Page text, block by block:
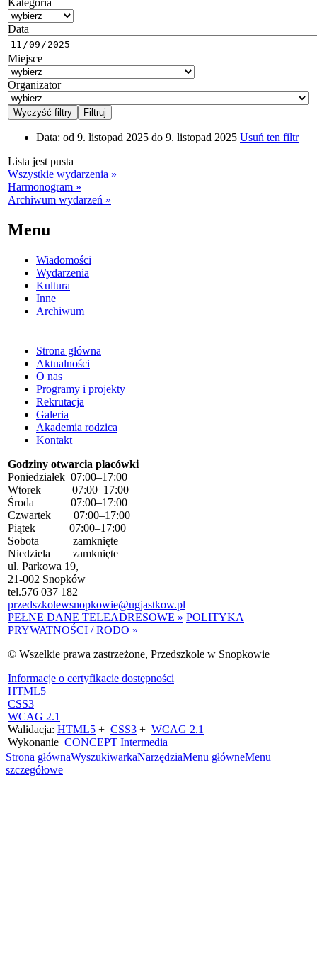
Kategoria
Data
Miejsce
Organizator
Data: od 9. listopad 2025 do 9. listopad 2025 Usuń ten filtr
Lista jest pusta
Wszystkie wydarzenia »
Harmonogram »
Archiwum wydarzeń »
Menu
Wiadomości
Wydarzenia
Kultura
Inne
Archiwum
Strona główna
Aktualności
O nas
Programy i projekty
Rekrutacja
Galeria
Akademia rodzica
Kontakt
Godziny otwarcia placówki
Poniedziałek 07:00–17:00
Wtorek 07:00–17:00
Środa 07:00–17:00
Czwartek 07:00–17:00
Piątek 07:00–17:00
Sobota zamknięte
Niedziela zamknięte
ul. Parkowa 19,
21-002 Snopków
tel.576 037 182
przedszkolewsnopkowie@ugjastkow.pl
PEŁNE DANE TELEADRESOWE » POLITYKA
PRYWATNOŚCI / RODO »
© Wszelkie prawa zastrzeżone, Przedszkole w Snopkowie
Informacje o certyfikacie dostępności
HTML5
CSS3
WCAG 2.1
Walidacja: HTML5 + CSS3 + WCAG 2.1
Wykonanie CONCEPT Intermedia
Strona głównaWyszukiwarkaNarzędziaMenu główneMenu
szczegółowe